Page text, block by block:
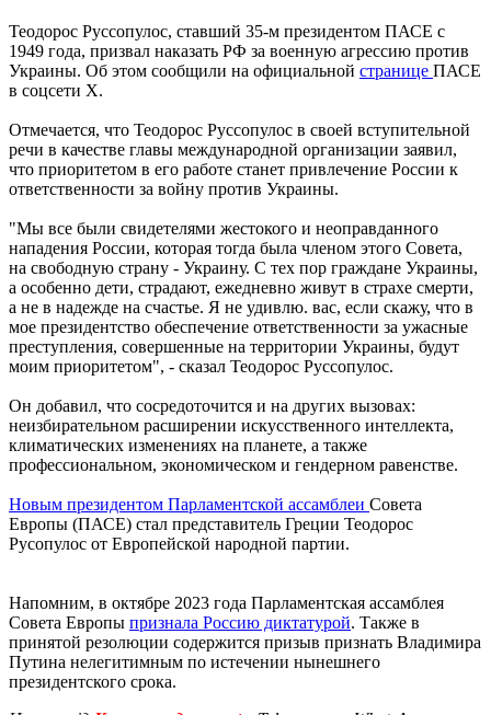
Теодорос Руссопулос, ставший 35-м президентом ПАСЕ с
1949 года, призвал наказать РФ за военную агрессию против
Украины. Об этом сообщили на официальной странице ПАСЕ
в соцсети Х.
Отмечается, что Теодорос Руссопулос в своей вступительной
речи в качестве главы международной организации заявил,
что приоритетом в его работе станет привлечение России к
ответственности за войну против Украины.
"Мы все были свидетелями жестокого и неоправданного
нападения России, которая тогда была членом этого Совета,
на свободную страну - Украину. С тех пор граждане Украины,
а особенно дети, страдают, ежедневно живут в страхе смерти,
а не в надежде на счастье. Я не удивлю. вас, если скажу, что в
мое президентство обеспечение ответственности за ужасные
преступления, совершенные на территории Украины, будут
моим приоритетом", - сказал Теодорос Руссопулос.
Он добавил, что сосредоточится и на других вызовах:
неизбирательном расширении искусственного интеллекта,
климатических изменениях на планете, а также
профессиональном, экономическом и гендерном равенстве.
Новым президентом Парламентской ассамблеи Совета
Европы (ПАСЕ) стал представитель Греции Теодорос
Русопулос от Европейской народной партии.
Напомним, в октябре 2023 года Парламентская ассамблея
Совета Европы признала Россию диктатурой. Также в
принятой резолюции содержится призыв признать Владимира
Путина нелегитимным по истечении нынешнего
президентского срока.